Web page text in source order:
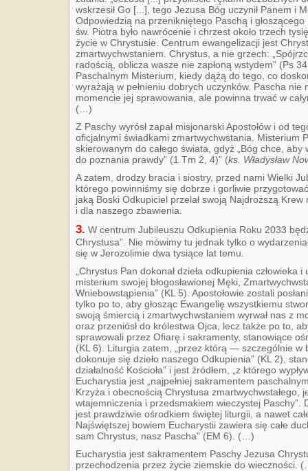
wskrzesił Go [...], tego Jezusa Bóg uczynił Panem i
Odpowiedzią na przenikniętego Paschą i
św. Piotra było nawrócenie i chrzest około trzech
życie w Chrystusie. Centrum ewangelizacji jest
zmartwychwstaniem. Chrystus, a nie grzech:
radością, oblicza wasze nie zapłoną wstydem” (Ps
Paschalnym Misterium, kiedy dążą do tego, co
wyrażają w pełnieniu dobrych uczynków. Pascha nie
momencie jej sprawowania, ale powinna trwać w
(…)
Z Paschy wyrósł zapał misjonarski Apostołów i od
oficjalnymi świadkami zmartwychwstania. Misterium
skierowanym do całego świata, gdyż „Bóg chce,
do poznania prawdy” (1 Tm 2, 4)” (ks. Władysław
A zatem, drodzy bracia i siostry, przed nami Wielki
którego powinniśmy się dobrze i gorliwie
jaką Boski Odkupiciel przelał swoją Najdroższą
i dla naszego zbawienia.
3. W centrum Jubileuszu Odkupienia Roku 2033
Chrystusa”. Nie mówimy tu jednak tylko o
się w Jerozolimie dwa tysiące lat temu.
„Chrystus Pan dokonał dzieła odkupienia
misterium swojej błogosławionej Męki,
Wniebowstąpienia” (KL 5). Apostołowie zostali
tylko po to, aby głosząc Ewangelię wszystkiemu
swoją śmiercią i zmartwychwstaniem wyrwał nas z
oraz przeniósł do królestwa Ojca, lecz także po to,
sprawowali przez Ofiarę i sakramenty, stanowiące
(KL 6). Liturgia zatem, „przez którą — szczególnie
dokonuje się dzieło naszego Odkupienia” (KL 2),
działalność Kościoła” i jest źródłem, „z którego
Eucharystia jest „najpełniej sakramentem
Krzyża i obecnością Chrystusa zmartwychwstałego,
wtajemniczenia i przedsmakiem wieczystej Paschy”.
jest prawdziwie ośrodkiem świętej liturgii, a nawet
Najświętszej bowiem Eucharystii zawiera się całe
sam Chrystus, nasz Pascha” (EM 6). (…)
Eucharystia jest sakramentem Paschy Jezusa
przechodzenia przez życie ziemskie do wieczności.